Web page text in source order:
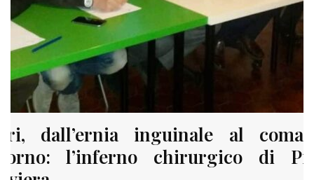
dall’ernia inguinale al
l’inferno chirurgico di